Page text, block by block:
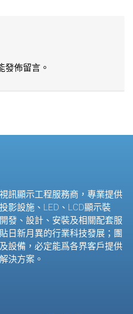
發佈留言。
訊顯示工程服務商，專業提供
影設施、 LED 、 LCD顯示裝
發、設計、安裝及相關配套服
日新月異的行業科技發展；團
設備，必定能爲各界客戶提供
決方案。